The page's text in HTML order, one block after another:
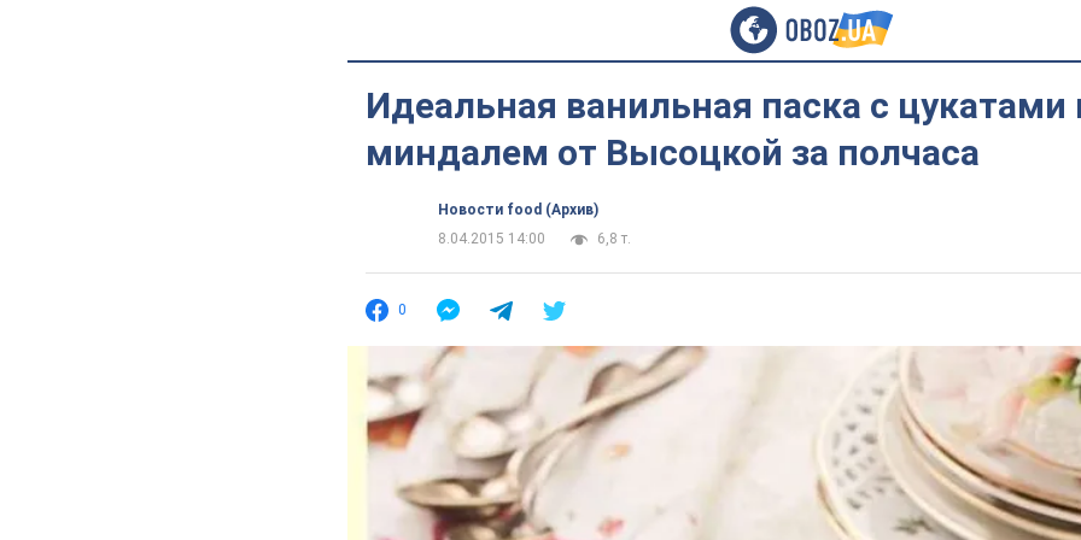
Идеальная ванильная паска с цукатами
миндалем от Высоцкой за полчаса
Новости food (Архив)
8.04.2015 14:00
6,8 т.
0